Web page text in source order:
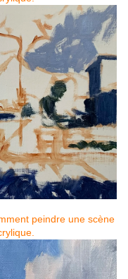
et les ombres, j'ai
à partir de la
et les nuages.Pour le